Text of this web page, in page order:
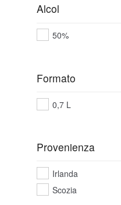
Alcol
50%
Formato
0,7 L
Provenienza
Irlanda
Scozia